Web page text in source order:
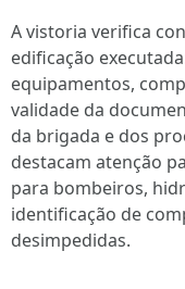
A vistoria verifica
edificação
equipamentos,
validade da
da brigada e dos
destacam atenção
para bombeiros,
identificação de
desimpedidas.